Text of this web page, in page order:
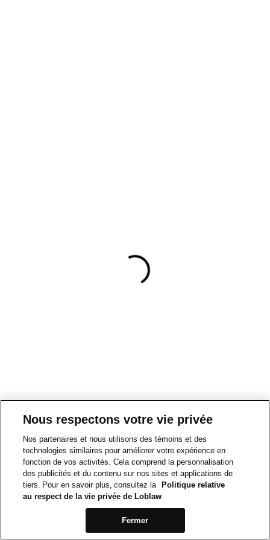
Nous respectons votre vie privée
Nos partenaires et nous utilisons des témoins et des
technologies similaires pour améliorer votre expérience en
fonction de vos activités. Cela comprend la personnalisation
des publicités et du contenu sur nos sites et applications de
tiers. Pour en savoir plus, consultez la
Politique relative
au respect de la vie privée de Loblaw
Fermer